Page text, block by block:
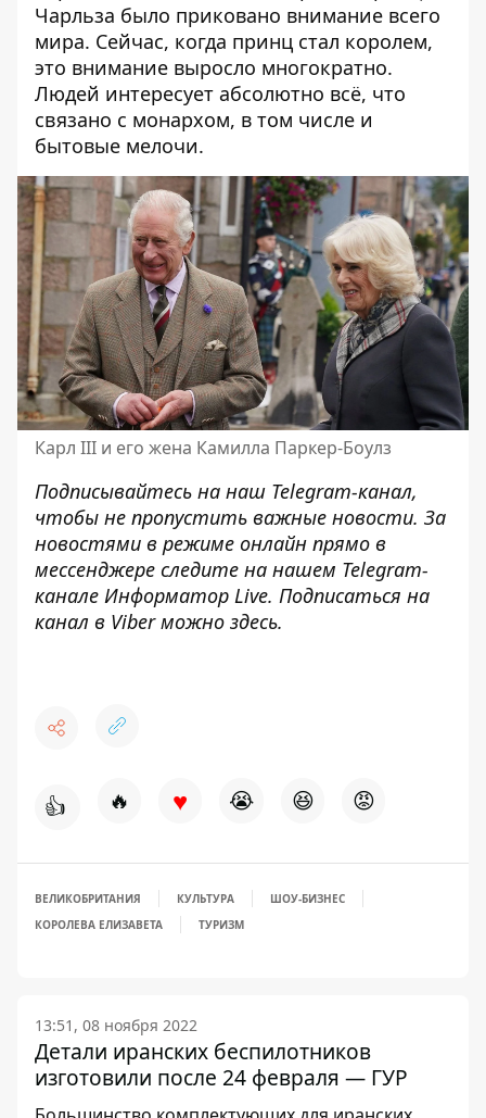
Чарльза было приковано внимание всего
мира. Сейчас, когда принц стал королем,
это внимание выросло многократно.
Людей интересует абсолютно всё, что
связано с монархом, в том числе и
бытовые мелочи.
Карл III и его жена Камилла Паркер-Боулз
Подписывайтесь на наш Telegram-канал,
чтобы не пропустить важные новости. За
новостями в режиме онлайн прямо в
мессенджере следите на нашем Telegram-
канале Информатор Live. Подписаться на
канал в Viber можно здесь.
👍 🔥 ♥ 😭 😆 😡
ВЕЛИКОБРИТАНИЯ КУЛЬТУРА
ШОУ-БИЗНЕС
КОРОЛЕВА ЕЛИЗАВЕТА
ТУРИЗМ
13:51, 08 ноября 2022
Детали иранских беспилотников
изготовили после 24 февраля — ГУР